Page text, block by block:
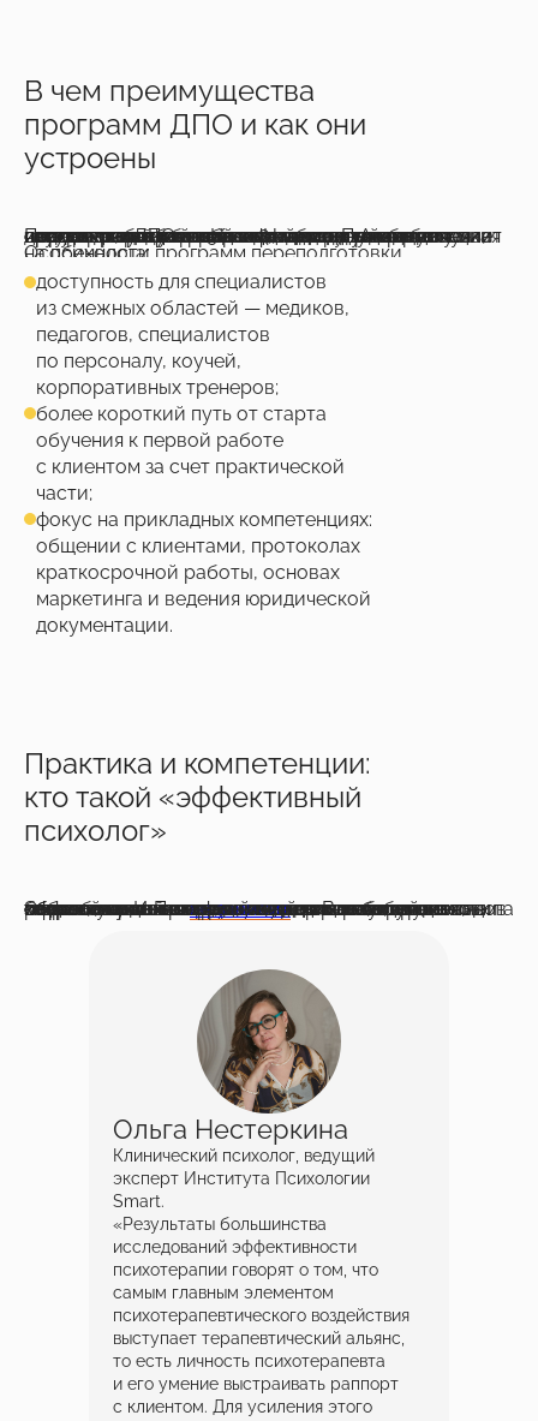
В чем преимущества
программ ДПО и как они
устроены
Переподготовка психолога чаще идет через программы ДПО от 9 до 18 месяцев. Академическая часть включает базовые дисциплины: общую и возрастную психологию, психологию личности, основы психодиагностики, методологию психотерапевтических подходов. Практическая часть — работу в тройках, наблюдение за демо-сессиями, разбор кейсов, индивидуальные и групповые супервизии. На итоговой аттестации студент защищает квалификационную работу или практический кейс. На выходе слушатель получает диплом о профессиональной переподготовке государственного образца.
Особенности программ переподготовки на психолога:
доступность для специалистов
из смежных областей — медиков,
педагогов, специалистов
по персоналу, коучей,
корпоративных тренеров;
более короткий путь от старта
обучения к первой работе
с клиентом за счет практической
части;
фокус на прикладных компетенциях:
общении с клиентами, протоколах
краткосрочной работы, основах
маркетинга и ведения юридической
документации.
Практика и компетенции:
кто такой «эффективный
психолог»
Эффективность терапии зависит не только от длительности и фундаментальности образования. Психологу нужны метакогнитивные способности — понимание своих реакций, когнитивных искажений и границ собственного знания, управление вниманием и выбором методов работы, — которые приходят через супервизию и практику. И этоне зависит
от пола, возраста, типа базовой подготовки, количества лет обучения или теоретической специализации. В этом контексте мы отвечаем на вопрос «что делает человека психологом» не через «какой диплом», а «как образовательная среда поддерживает студента».
Ольга Нестеркина
Клинический психолог, ведущий
эксперт Института Психологии
Smart.
«Результаты большинства
исследований эффективности
психотерапии говорят о том, что
самым главным элементом
психотерапевтического воздействия
выступает терапевтический альянс,
то есть личность психотерапевта
и его умение выстраивать раппорт
с клиентом. Для усиления этого
Скидки до конца мая
Успейте зафиксировать
скидку до –20% на обучение